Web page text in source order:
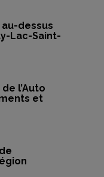
dessus
Lac-Saint-
l’Auto
et